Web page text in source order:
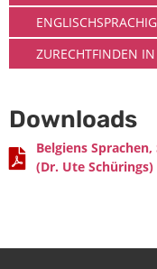
ZURECHTFINDEN
Downloads
Belgiens
(Dr. Ute Schürings)